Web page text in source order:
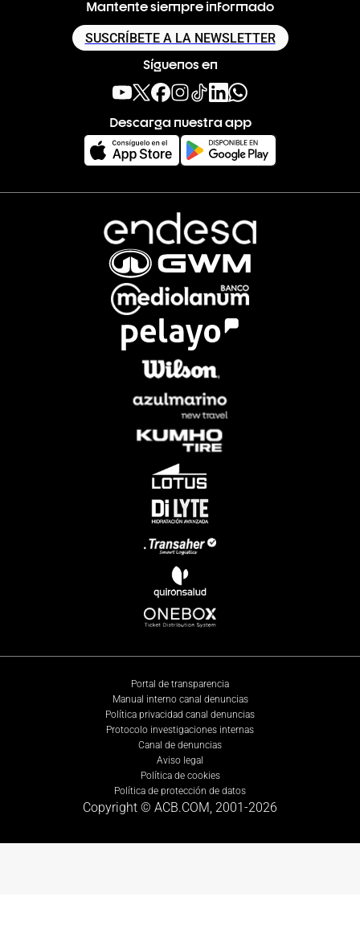
Mantente siempre informado
SUSCRÍBETE A LA NEWSLETTER
Síguenos en
Descarga nuestra app
Portal de transparencia
Manual interno canal denuncias
Política privacidad canal denuncias
Protocolo investigaciones internas
Canal de denuncias
Aviso legal
Política de cookies
Política de protección de datos
Copyright © ACB.COM, 2001-2026